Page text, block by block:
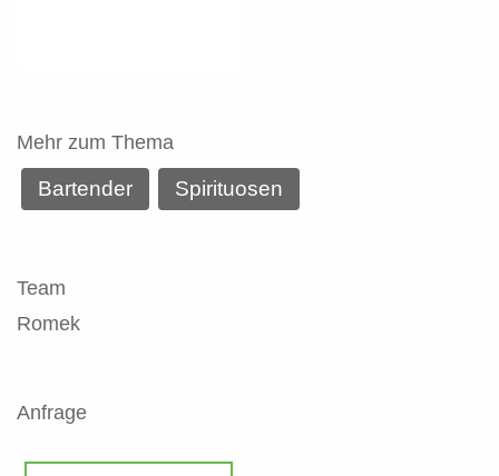
Mehr zum Thema
Bartender Spirituosen
Team
Romek
Anfrage